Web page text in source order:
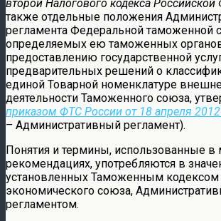
второй Налогового кодекса Российской
также отдельные положения
регламента Федеральной таможенной
определяемых ею таможенных
предоставлению государственной
предварительных решений о
единой Товарной номенклатуре
деятельности Таможенного союза,
приказом ФТС России от 18 апреля
– Административный регламент).
Понятия и термины, использованные в
рекомендациях, употребляются в
установленных Таможенным кодексом
экономического союза,
регламентом.